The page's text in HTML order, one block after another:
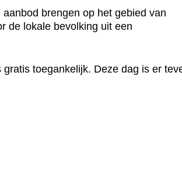
brengen op het gebied van
de lokale bevolking uit een
toegankelijk. Deze dag is er